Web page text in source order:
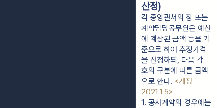
산정)
각 중앙관서의 장 또는
계약담당공무원은 예산
에 계상된 금액 등을 기
준으로 하여 추정가격
을 산정하되, 다음 각
호의 구분에 따른 금액
으로 한다. <개정
2021.1.5>
1. 공사계약의 경우에는